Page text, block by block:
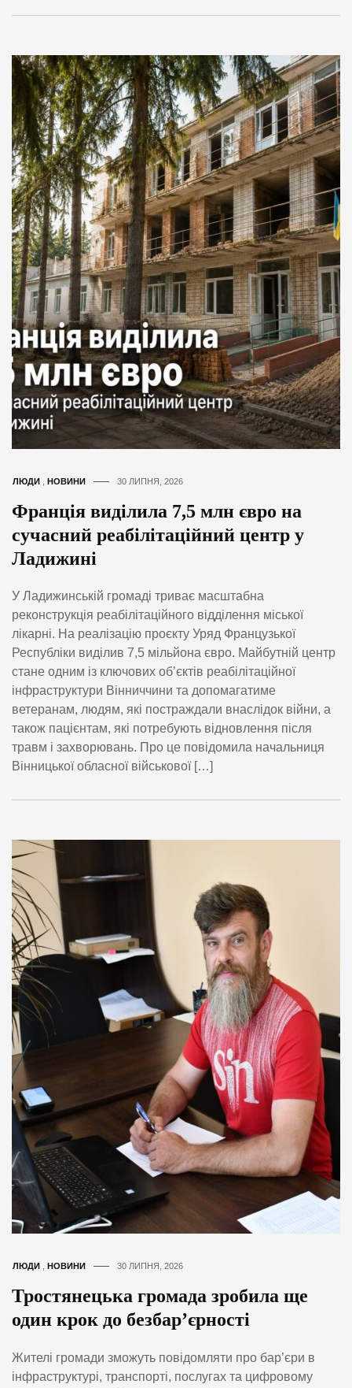
ЛЮДИ НОВИНИ 30 ЛИПНЯ, 2026
Франція виділила 7,5 млн євро на
сучасний реабілітаційний центр у
Ладижині
У Ладижинській громаді триває масштабна
реконструкція реабілітаційного відділення міської
лікарні. На реалізацію проєкту Уряд Французької
Республіки виділив 7,5 мільйона євро. Майбутній центр
стане одним із ключових об’єктів реабілітаційної
інфраструктури Вінниччини та допомагатиме
ветеранам, людям, які постраждали внаслідок війни, а
також пацієнтам, які потребують відновлення після
травм і захворювань. Про це повідомила начальниця
Вінницької обласної військової […]
ЛЮДИ НОВИНИ 30 ЛИПНЯ, 2026
Тростянецька громада зробила ще
один крок до безбар’єрності
Жителі громади зможуть повідомляти про бар’єри в
інфраструктурі, транспорті, послугах та цифровому